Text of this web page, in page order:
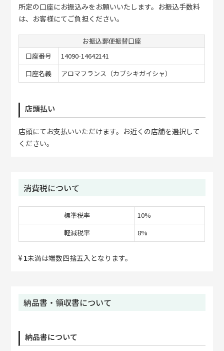
所定の口座にお振込みをお願いいたします。お振込手数料
は、お客様にてご負担ください。
お振込郵便振替口座
口座番号
14090-14642141
口座名義
アロマフランス（カブシキガイシャ）
店頭払い
店頭にてお支払いいただけます。お近くの店舗を選択して
ください。
消費税について
標準税率
10%
軽減税率
8%
¥ 1未満は端数四捨五入となります。
納品書・領収書について
納品書について